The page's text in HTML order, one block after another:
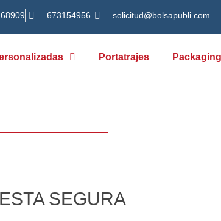
673154956 solicitud@bolsapubli.com
Portatrajes Packaging
SEGURA